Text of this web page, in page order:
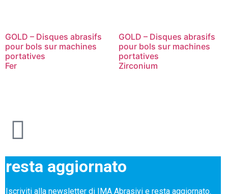
GOLD – Disques abrasifs
pour bols sur machines
portatives
Fer
GOLD – Disques abrasifs
pour bols sur machines
portatives
Zirconium